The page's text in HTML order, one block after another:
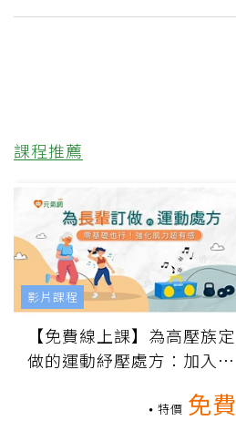
課程推薦
【免費線上課】為高壓族定
做的運動紓壓處方：加入行
特價 免費
影片課程